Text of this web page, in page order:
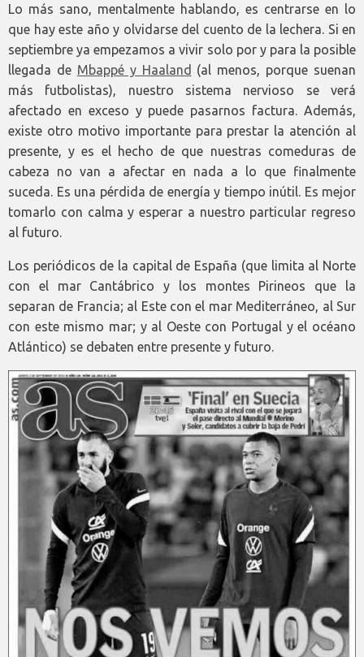
Lo más sano, mentalmente hablando, es centrarse en lo
que hay este año y olvidarse del cuento de la lechera. Si en
septiembre ya empezamos a vivir solo por y para la posible
llegada de Mbappé y Haaland (al menos, porque suenan
más futbolistas), nuestro sistema nervioso se verá
afectado en exceso y puede pasarnos factura. Además,
existe otro motivo importante para prestar la atención al
presente, y es el hecho de que nuestras comeduras de
cabeza no van a afectar en nada a lo que finalmente
suceda. Es una pérdida de energía y tiempo inútil. Es mejor
tomarlo con calma y esperar a nuestro particular regreso
al futuro.
Los periódicos de la capital de España (que limita al Norte
con el mar Cantábrico y los montes Pirineos que la
separan de Francia; al Este con el mar Mediterráneo, al Sur
con este mismo mar; y al Oeste con Portugal y el océano
Atlántico) se debaten entre presente y futuro.